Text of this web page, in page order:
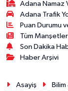
Adana Namaz
Adana Trafik
Puan Durumu
Tüm Manşetler
Son Dakika
Haber Arşivi
Asayiş